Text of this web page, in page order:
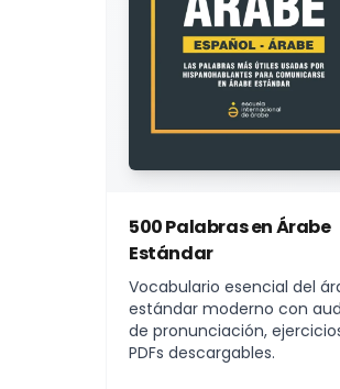
500 Palabras en Árabe
Estándar
Vocabulario esencial del
estándar moderno con
de pronunciación,
PDFs descargables.